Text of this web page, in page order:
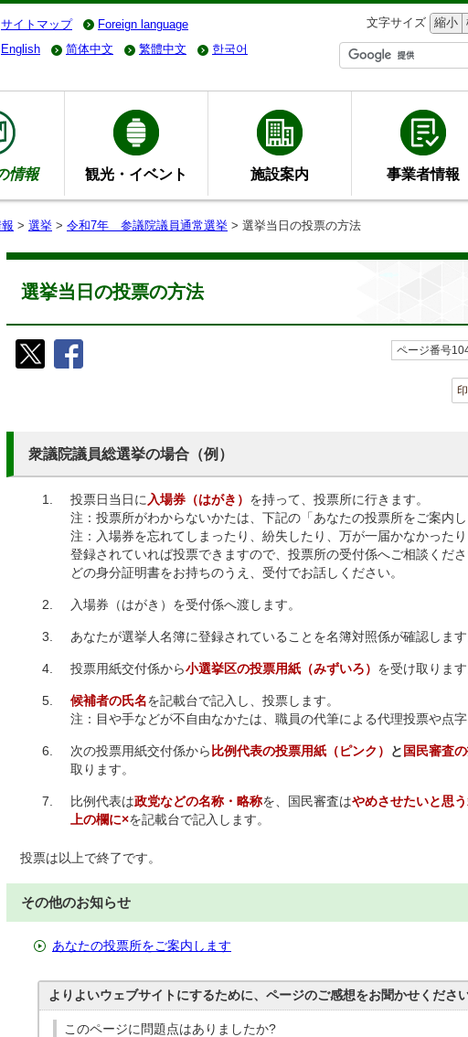
サイトマップ Foreign language 文字サイズ 縮小
English
简体中文 繁體中文 한국어
情報 観光・イベント 施設案内 事業者情報
> 選挙 > 令和7年 参議院議員通常選挙 > 選挙当日の投票の方法
選挙当日の投票の方法
ページ番号
衆議院議員総選挙の場合（例）
投票日当日に入場券（はがき） を持って、投票所に行きます。
注：投票所がわからないかたは、下記の「あなたの投票所をご案内し
注：入場券を忘れてしまったり、紛失したり、万が一届かなかった
登録されていれば投票できますので、投票所の受付係へご相談くだ
どの身分証明書をお持ちのうえ、受付でお話しください。
入場券（はがき）を受付係へ渡します。
あなたが選挙人名簿に登録されていることを名簿対照係が確認します
投票用紙交付係から小選挙区の投票用紙（みずいろ） を受け取ります
候補者の氏名を記載台で記入し、投票します。
注：目や手などが不自由なかたは、職員の代筆による代理投票や点字
次の投票用紙交付係から 比例代表の投票用紙（ピンク） と 国民審査
取ります。
比例代表は政党などの名称・略称を、国民審査はやめさせたいと思
上の欄に×を記載台で記入します。
投票は以上で終了です。
その他のお知らせ
あなたの投票所をご案内します
よりよいウェブサイトにするために、ページのご感想をお聞かせください
このページに問題点はありましたか?